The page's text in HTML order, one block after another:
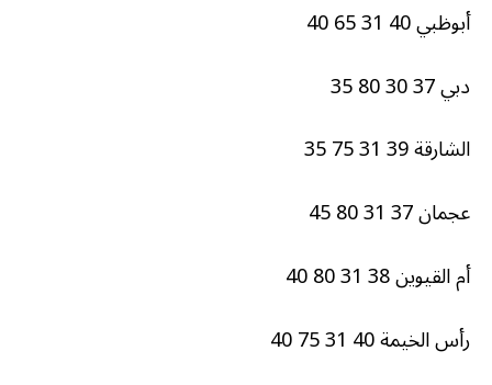
أبوظبي 40 31 65 40
دبي 37 30 80 35
الشارقة 39 31 75 35
عجمان 37 31 80 45
أم القيوين 38 31 80 40
رأس الخيمة 40 31 75 40